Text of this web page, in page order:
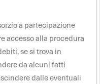
a partecipazione
accesso alla procedura
se si trova in
da alcuni fatti
dalle eventuali